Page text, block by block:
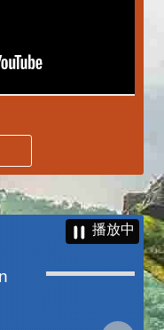
播放中